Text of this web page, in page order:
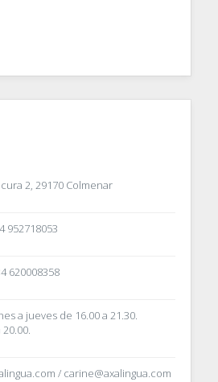
cura 2, 29170 Colmenar
952718053
620008358
a jueves de 16.00 a 21.30.
/ carine@axalingua.com